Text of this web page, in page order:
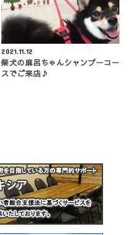
2021.11.12
柴犬の麻呂ちゃんシャンプーコー
スでご来店♪